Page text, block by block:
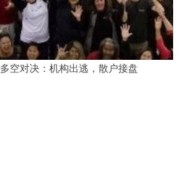
空对决：机构出逃，散户接盘